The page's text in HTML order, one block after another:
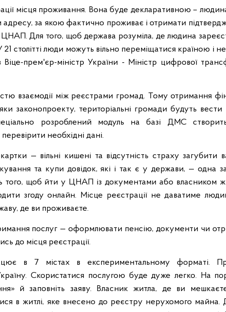
місця проживання. Вона буде декларативною –
за якою фактично проживає і отримати
ЦНАП. Для того, щоб держава розуміла, де людина
столітті люди можуть вільно переміщатися країною і
прем'єр-міністр України - Міністр цифрової
взаємодії між реєстрами громад. Тому отримання
законопроекту, територіальні громади будуть
розроблений модуль на базі ДМС
необхідні дані.
— вільні кишені та відсутність страху загубити
та купи довідок, які і так є у держави, — одна
того, щоб йти у ЦНАП із документами або власником
згоду онлайн. Місце реєстрації не даватиме
де ви проживаєте.
послуг — оформлювати пенсію, документи чи
до місця реєстрації.
в 7 містах в експериментальному форматі.
Скористатися послугою буде дуже легко. На
й заповніть заяву. Власник житла, де ви
в житлі, яке внесено до реєстру нерухомого майна.